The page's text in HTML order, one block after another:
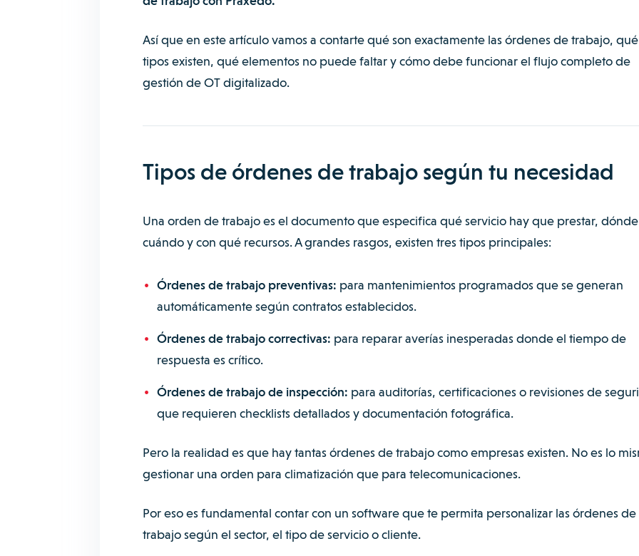
Así que en este artículo vamos a contarte qué son exactamente las órdenes de trabajo, qué
tipos existen, qué elementos no puede faltar y cómo debe funcionar el flujo completo de
gestión de OT digitalizado.
Tipos de órdenes de trabajo según tu necesidad
Una orden de trabajo es el documento que especifica qué servicio hay que prestar,
cuándo y con qué recursos. A grandes rasgos, existen tres tipos principales:
Órdenes de trabajo preventivas: para mantenimientos programados que se generan
automáticamente según contratos establecidos.
Órdenes de trabajo correctivas: para reparar averías inesperadas donde el tiempo de
respuesta es crítico.
Órdenes de trabajo de inspección: para auditorías, certificaciones o revisiones de
que requieren checklists detallados y documentación fotográfica.
Pero la realidad es que hay tantas órdenes de trabajo como empresas existen. No es lo
gestionar una orden para climatización que para telecomunicaciones.
Por eso es fundamental contar con un software que te permita personalizar las órdenes de
trabajo según el sector, el tipo de servicio o cliente.